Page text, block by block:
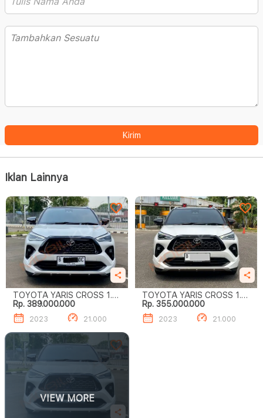
Kirim
Iklan Lainnya
TOYOTA YARIS CROSS 1.5
S GR HV TSS
Rp. 389.000.000
2023 21.000
TOYOTA YARIS CROSS 1.5
S GR HV TSS
Rp. 355.000.000
2023 21.000
VIEW MORE